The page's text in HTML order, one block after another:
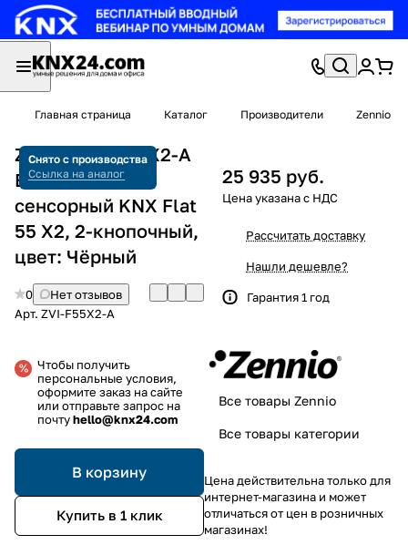
Главная страница Каталог Производители Zennio
Снято с производства
Ссылка на аналог
Zennio ZVI-F55X2-A
Выключатель
сенсорный KNX Flat
55 X2, 2-кнопочный,
цвет: Чёрный
0
Нет отзывов
Арт. ZVI-F55X2-A
Чтобы получить
персональные условия,
оформите заказ на сайте
или отправьте запрос на
почтуhello@knx24.com
В корзину
Купить в 1 клик
25 935 руб.
Рассчитать доставку
Нашли дешевле?
Гарантия 1 год
Все товары Zennio
Все товары категории
Цена действительна только для
интернет-магазина и может
отличаться от цен в розничных
магазинах!